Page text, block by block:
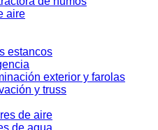
aire
estancos
exterior y farolas
y truss
de aire
de agua